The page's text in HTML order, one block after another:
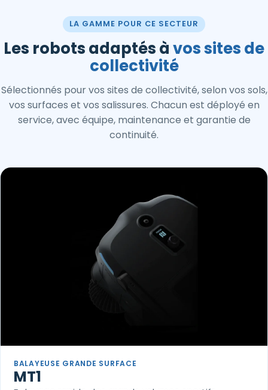
LA GAMME POUR CE SECTEUR
Les robots adaptés àvos sites de
collectivité
Sélectionnés pour vos sites de collectivité, selon vos sols,
vos surfaces et vos salissures. Chacun est déployé en
service, avec équipe, maintenance et garantie de
continuité.
BALAYEUSE GRANDE SURFACE
MT1